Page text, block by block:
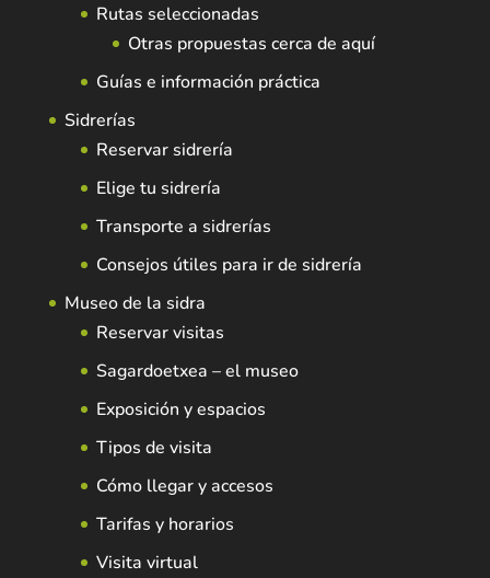
Rutas seleccionadas
Otras propuestas cerca de aquí
Guías e información práctica
Sidrerías
Reservar sidrería
Elige tu sidrería
Transporte a sidrerías
Consejos útiles para ir de sidrería
Museo de la sidra
Reservar visitas
Sagardoetxea – el museo
Exposición y espacios
Tipos de visita
Cómo llegar y accesos
Tarifas y horarios
Visita virtual